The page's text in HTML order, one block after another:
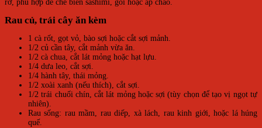
rỡ, phù hợp để chế biến sashimi, gỏi hoặc áp chảo.
Rau củ, trái cây ăn kèm
1 cà rốt, gọt vỏ, bào sợi hoặc cắt sợi mảnh.
1/2 củ cần tây, cắt mảnh vừa ăn.
1/2 cà chua, cắt lát mỏng hoặc hạt lựu.
1/4 dưa leo, cắt sợi.
1/4 hành tây, thái mỏng.
1/2 xoài xanh (nếu thích), cắt sợi.
1/2 trái chuối chín, cắt lát mỏng hoặc sợi (tùy chọn để tạo vị ngọt tự
nhiên).
Rau sống: rau mầm, rau diếp, xà lách, rau kinh giới, hoặc lá húng
quế.